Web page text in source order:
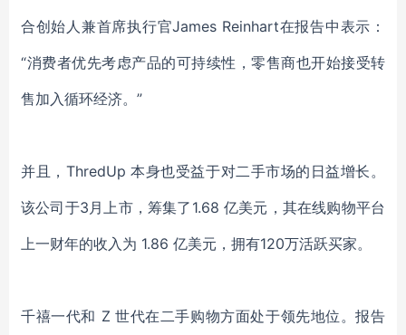
合创始人兼首席执行官James Reinhart在报告中表示 ：
“消费者优先考虑产品的可持续性，零售商也开始接受转
售加入循环经济。 ”
并且， ThredUp 本身也受益于对二手市场的 日益增长。
该公司于3月上市，筹集了 1.68 亿美元 ， 其在线购物平台
上一财年的收入为 1.86 亿美元，拥有120万活跃买家。
千禧一代和 Z 世代在二手购物方面处于领先地位。报告